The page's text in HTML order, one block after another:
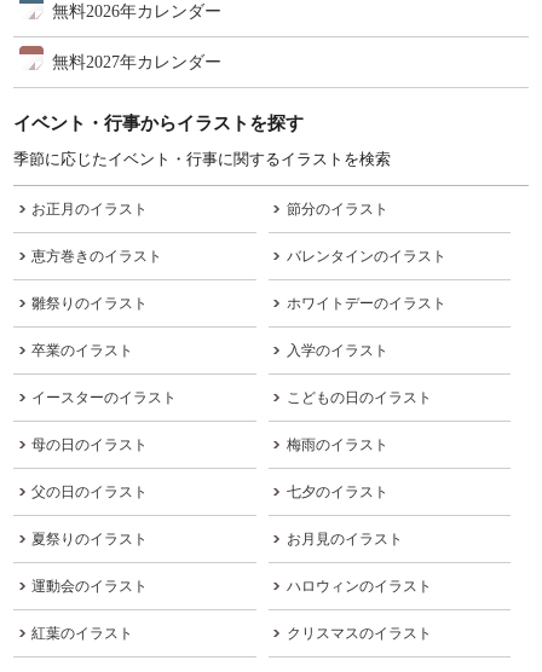
無料2026年カレンダー
無料2027年カレンダー
イベント・行事からイラストを探す
季節に応じたイベント・行事に関するイラストを検索
お正月のイラスト 節分のイラスト
恵方巻きのイラスト バレンタインのイラスト
雛祭りのイラスト ホワイトデーのイラスト
卒業のイラスト 入学のイラスト
イースターのイラスト こどもの日のイラスト
母の日のイラスト 梅雨のイラスト
父の日のイラスト 七夕のイラスト
夏祭りのイラスト お月見のイラスト
運動会のイラスト ハロウィンのイラスト
紅葉のイラスト クリスマスのイラスト